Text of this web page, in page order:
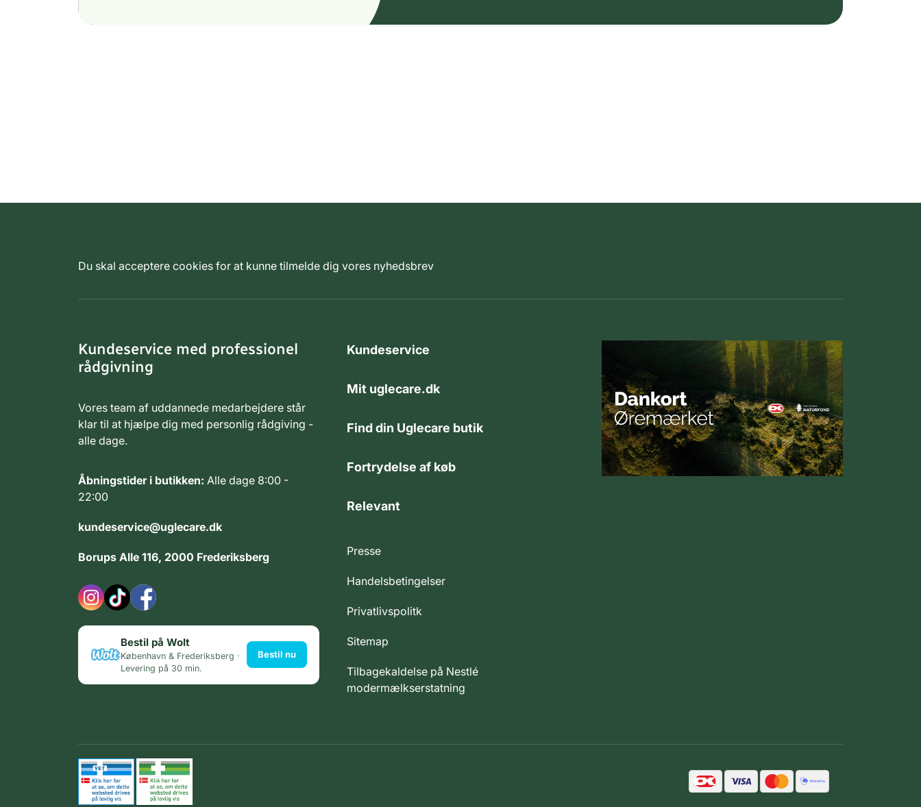
Du skal acceptere cookies for at kunne tilmelde dig vores nyhedsbrev
Kundeservice med professionel
rådgivning
Vores team af uddannede medarbejdere står
klar til at hjælpe dig med personlig rådgiving -
alle dage.
Åbningstider i butikken: Alle dage 8:00 -
22:00
kundeservice@uglecare.dk
Borups Alle 116, 2000 Frederiksberg
Bestil på Wolt
København & Frederiksberg ·
Levering på 30 min.
Bestil nu
Kundeservice
Mit uglecare.dk
Find din Uglecare butik
Fortrydelse af køb
Relevant
Presse
Handelsbetingelser
Privatlivspolitk
Sitemap
Tilbagekaldelse på Nestlé
modermælkserstatning